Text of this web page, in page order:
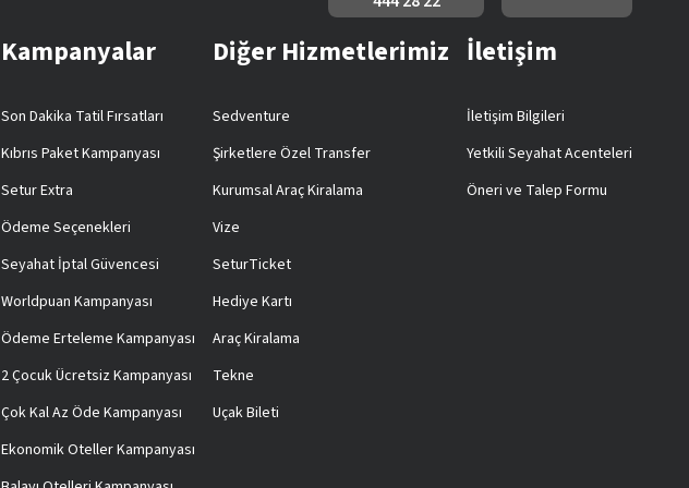
Kampanyalar
Son Dakika Tatil Fırsatları
Kıbrıs Paket Kampanyası
Setur Extra
Ödeme Seçenekleri
Seyahat İptal Güvencesi
Worldpuan Kampanyası
Ödeme Erteleme Kampanyası
2 Çocuk Ücretsiz Kampanyası
Çok Kal Az Öde Kampanyası
Ekonomik Oteller Kampanyası
Diğer Hizmetlerimiz
Sedventure
Şirketlere Özel Transfer
Kurumsal Araç Kiralama
Vize
SeturTicket
Hediye Kartı
Araç Kiralama
Tekne
Uçak Bileti
İletişim
İletişim Bilgileri
Yetkili Seyahat Acenteleri
Öneri ve Talep Formu